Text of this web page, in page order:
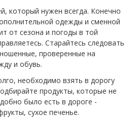
который нужен всегда. Конечно
одежды и сменной
от сезона и погоды в той
Старайтесь следовать
проверенные на
и обувь.
необходимо взять в дорогу
продукты, которые не
было есть в дороге -
сухое печенье.